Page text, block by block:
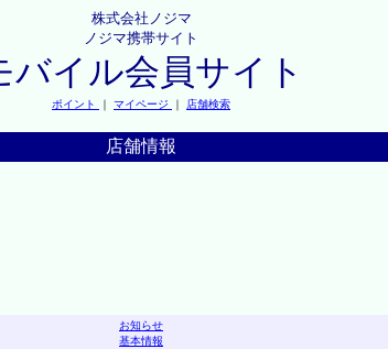
株式会社ノジマ
ノジマ携帯サイト
バイル会員サイト
ポイント ｜ マイページ ｜ 店舗検索
店舗情報
お知らせ
基本情報